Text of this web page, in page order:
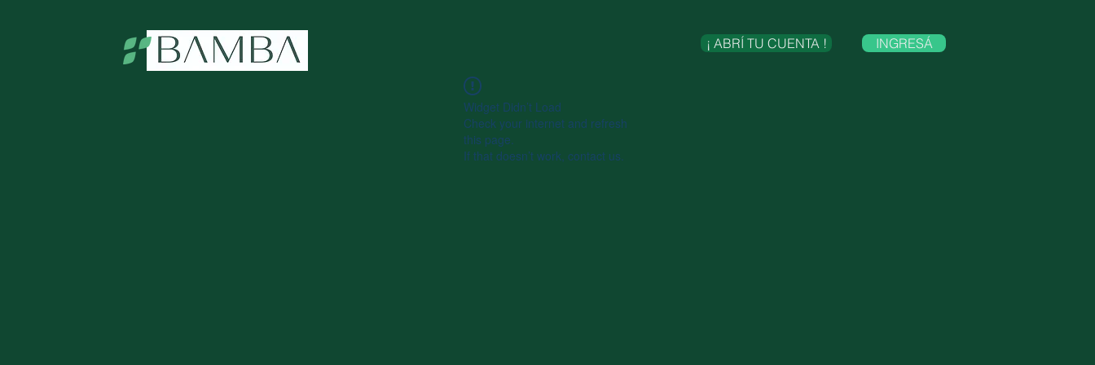
¡ ABRÍ TU CUENTA ! INGRESÁ
Widget Didn’t Load
Check your internet and refresh
this page.
If that doesn’t work, contact us.